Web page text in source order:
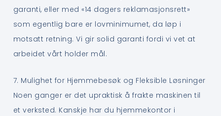
garanti, eller med «14 dagers reklamasjonsrett»
som egentlig bare er lovminimumet, da løp i
motsatt retning. Vi gir solid garanti fordi vi vet at
arbeidet vårt holder mål.
7. Mulighet for Hjemmebesøk og Fleksible Løsninger
Noen ganger er det upraktisk å frakte maskinen til
et verksted. Kanskje har du hjemmekontor i